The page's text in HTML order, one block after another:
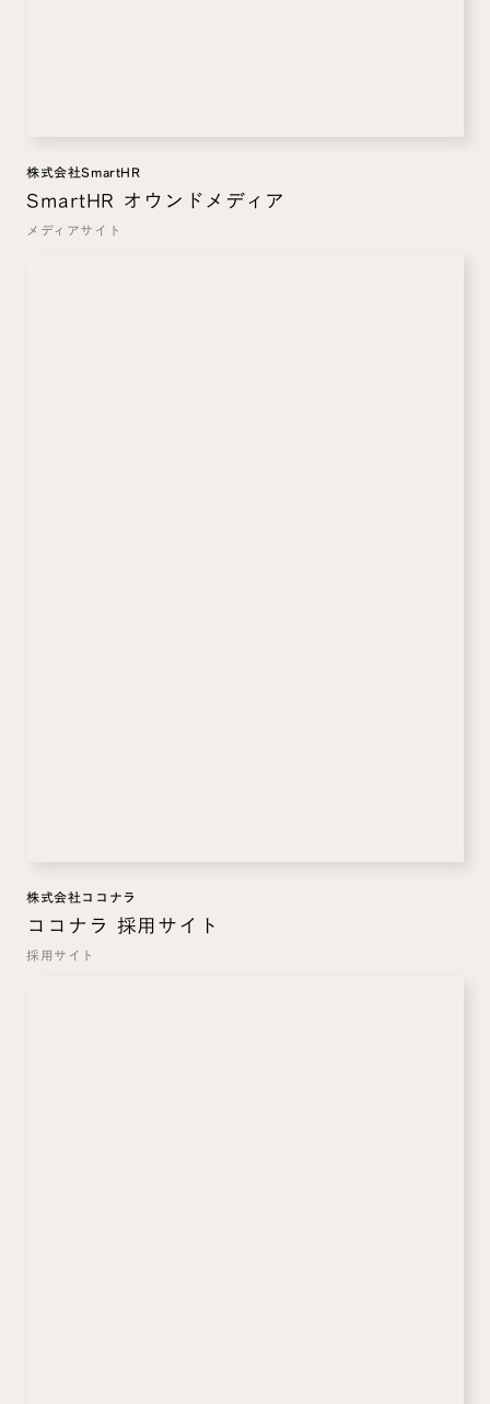
株式会社SmartHR
SmartHR オウンドメディア
メディアサイト
株式会社ココナラ
ココナラ 採用サイト
採用サイト